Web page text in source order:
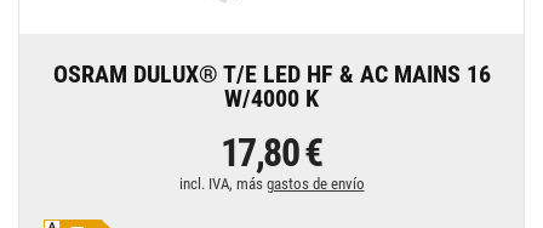
OSRAM DULUX® T/E LED HF & AC MAINS 16
W/4000 K
17,80 €
incl. IVA, más gastos de envío